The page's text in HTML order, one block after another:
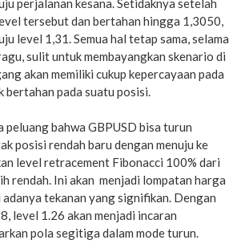
tersebut dan bertahan hingga 1,3050,
level 1,31. Semua hal tetap sama, selama
sulit untuk membayangkan skenario di
akan memiliki cukup kepercayaan pada
pada suatu posisi.
peluang bahwa GBPUSD bisa turun
posisi rendah baru dengan menuju ke
level retracement Fibonacci 100% dari
rendah. Ini akan menjadi lompatan harga
tekanan yang signifikan. Dengan
level 1.26 akan menjadi incaran
pola segitiga dalam mode turun.